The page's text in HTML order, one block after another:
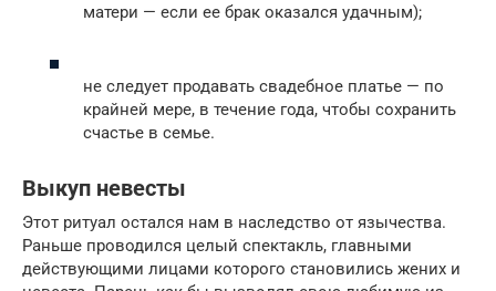
матери — если ее брак оказался удачным);
не следует продавать свадебное платье — по
крайней мере, в течение года, чтобы сохранить
счастье в семье.
Выкуп невесты
Этот ритуал остался нам в наследство от язычества.
Раньше проводился целый спектакль, главными
действующими лицами которого становились жених и